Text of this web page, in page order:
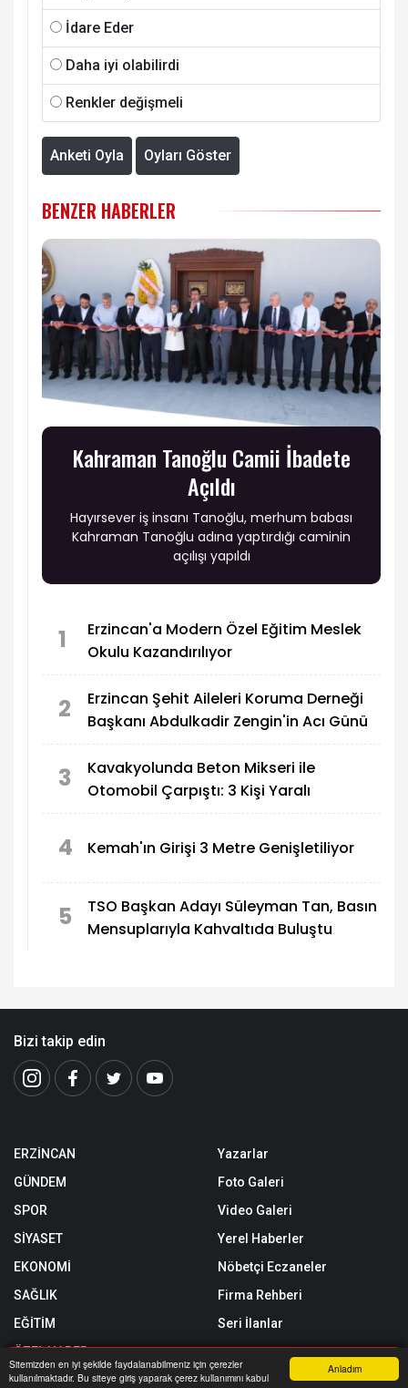
Anladım
Sitemizden en iyi şekilde faydalanabilmeniz için çerezler
kullanılmaktadır. Bu siteye giriş yaparak çerez kullanımını kabul
İdare Eder
Daha iyi olabilirdi
Renkler değişmeli
Anketi Oyla Oyları Göster
BENZER HABERLER
Kahraman Tanoğlu Camii İbadete
Açıldı
Hayırsever iş insanı Tanoğlu, merhum babası
Kahraman Tanoğlu adına yaptırdığı caminin
açılışı yapıldı
1
Erzincan'a Modern Özel Eğitim Meslek
Okulu Kazandırılıyor
2
Erzincan Şehit Aileleri Koruma Derneği
Başkanı Abdulkadir Zengin'in Acı Günü
3
Kavakyolunda Beton Mikseri ile
Otomobil Çarpıştı: 3 Kişi Yaralı
4 Kemah'ın Girişi 3 Metre Genişletiliyor
5
TSO Başkan Adayı Süleyman Tan, Basın
Mensuplarıyla Kahvaltıda Buluştu
Bizi takip edin
ERZİNCAN
GÜNDEM
SPOR
SİYASET
EKONOMİ
SAĞLIK
EĞİTİM
ÖZEL HABER
SİZİNLE BAŞBAŞA
Yazarlar
Foto Galeri
Video Galeri
Yerel Haberler
Nöbetçi Eczaneler
Firma Rehberi
Seri İlanlar